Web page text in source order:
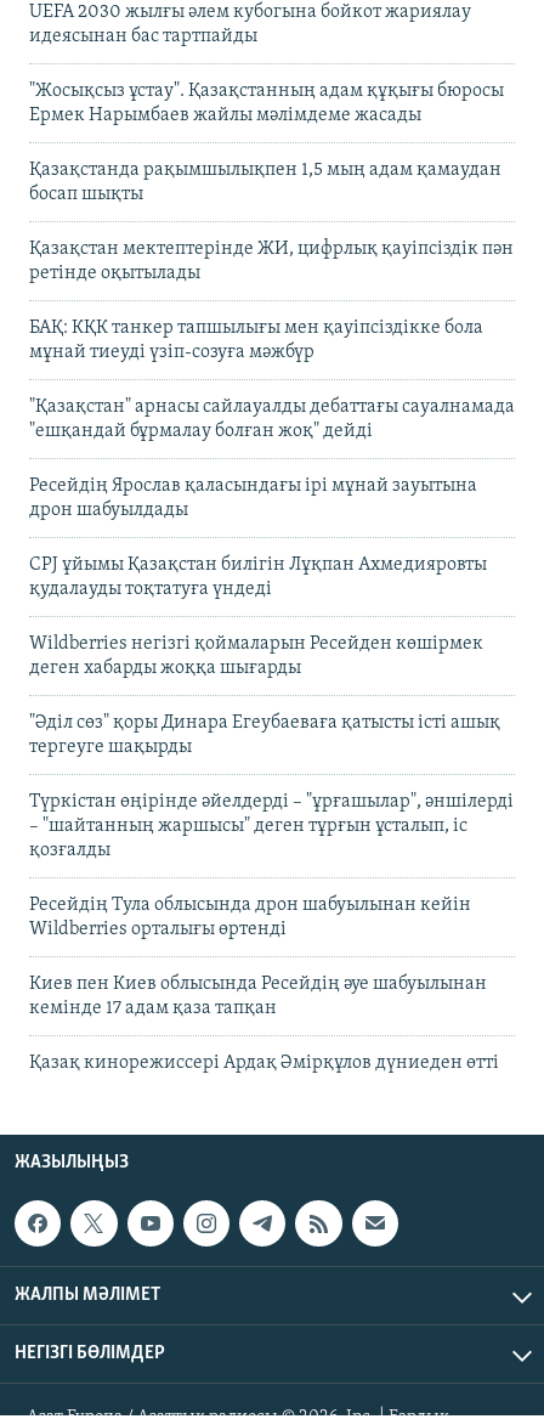
UEFA 2030 жылғы әлем кубогына бойкот жариялау
идеясынан бас тартпайды
"Жосықсыз ұстау". Қазақстанның адам құқығы бюросы
Ермек Нарымбаев жайлы мәлімдеме жасады
Қазақстанда рақымшылықпен 1,5 мың адам қамаудан
босап шықты
Қазақстан мектептерінде ЖИ, цифрлық қауіпсіздік пән
ретінде оқытылады
БАҚ: КҚК танкер тапшылығы мен қауіпсіздікке бола
мұнай тиеуді үзіп-созуға мәжбүр
"Қазақстан" арнасы сайлауалды дебаттағы сауалнамада
"ешқандай бұрмалау болған жоқ" дейді
Ресейдің Ярослав қаласындағы ірі мұнай зауытына
дрон шабуылдады
CPJ ұйымы Қазақстан билігін Лұқпан Ахмедияровты
қудалауды тоқтатуға үндеді
Wildberries негізгі қоймаларын Ресейден көшірмек
деген хабарды жоққа шығарды
"Әділ сөз" қоры Динара Егеубаеваға қатысты істі ашық
тергеуге шақырды
Түркістан өңірінде әйелдерді – "ұрғашылар", әншілерді
– "шайтанның жаршысы" деген тұрғын ұсталып, іс
қозғалды
Ресейдің Тула облысында дрон шабуылынан кейін
Wildberries орталығы өртенді
Киев пен Киев облысында Ресейдің әуе шабуылынан
кемінде 17 адам қаза тапқан
Қазақ кинорежиссері Ардақ Әмірқұлов дүниеден өтті
ЖАЗЫЛЫҢЫЗ
ЖАЛПЫ МӘЛІМЕТ
НЕГІЗГІ БӨЛІМДЕР